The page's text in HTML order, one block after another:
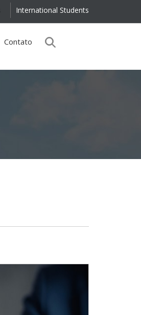
International Students
Contato